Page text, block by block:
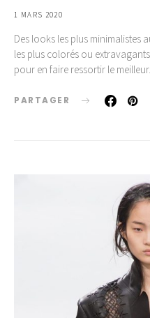
1 MARS 2020
Des looks les plus minimalistes
les plus colorés ou
pour en faire ressortir le
PARTAGER